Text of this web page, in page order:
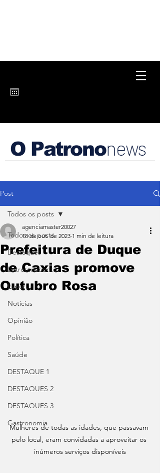
O Patrononews
Post
Todos os posts
Destaques
Entretenimento
Esporte
Notícias
Opinião
Política
Saúde
DESTAQUE 1
DESTAQUES 2
DESTAQUES 3
Gastronomia
Todos os posts
Prefeitura de Duque
de Caxias promove
Outubro Rosa
agenciamaster20027
18 de out. de 2023 1 min de leitura
Mulheres de todas as idades, que passavam
pelo local, eram convidadas a aproveitar os
inúmeros serviços disponíveis